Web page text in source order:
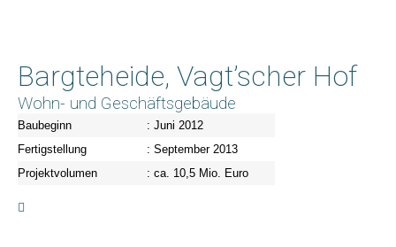
Bargteheide, Vagt’scher Hof
Wohn- und Geschäftsgebäude
Baubeginn
: Juni 2012
Fertigstellung
: September 2013
Projektvolumen
: ca. 10,5 Mio. Euro